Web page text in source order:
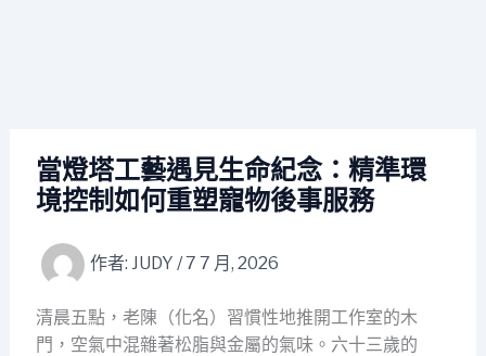
當燈塔工藝遇見生命紀念：精準環
境控制如何重塑寵物後事服務
作者: JUDY /7 7 月, 2026
清晨五點，老陳（化名）習慣性地推開工作室的木
門，空氣中混雜著松脂與金屬的氣味。六十三歲的